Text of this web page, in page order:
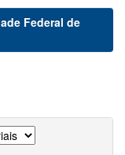
Federal de